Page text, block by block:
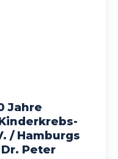
Jahre
/ Hamburgs
Peter